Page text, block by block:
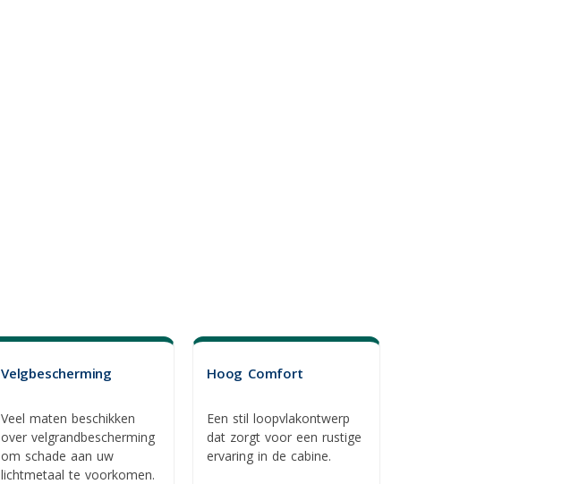
Velgbescherming
Veel maten beschikken
over velgrandbescherming
om schade aan uw
lichtmetaal te voorkomen.
Hoog Comfort
Een stil loopvlakontwerp
dat zorgt voor een rustige
ervaring in de cabine.